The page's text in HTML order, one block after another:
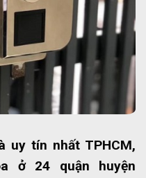
uy tín nhất TPHCM,
ở 24 quận huyện